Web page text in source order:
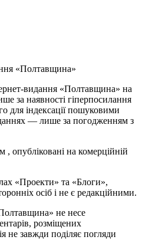
«Полтавщина»
видання «Полтавщина» на
за наявності гіперпосилання
для індексації пошуковими
— лише за погодженням з
, опубліковані на комерційній
«Проекти» та «Блоги»,
осіб і не є редакційними.
не несе
розміщених
не завжди поділяє погляди